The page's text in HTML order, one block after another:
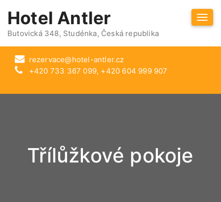
Hotel Antler
Butovická 348, Studénka, Česká republika
rezervace@hotel-antler.cz
+420 733 367 099, +420 604 999 907
Třílůžkové pokoje